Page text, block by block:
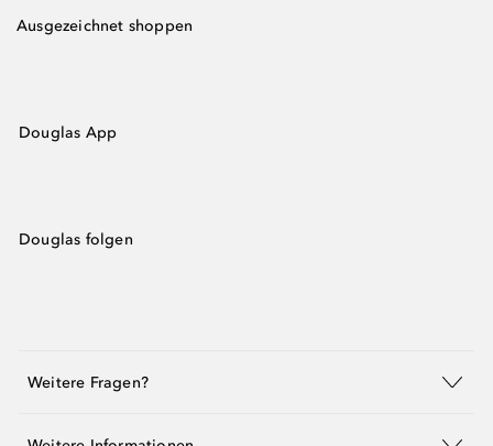
Ausgezeichnet shoppen
Douglas App
Douglas folgen
Weitere Fragen?